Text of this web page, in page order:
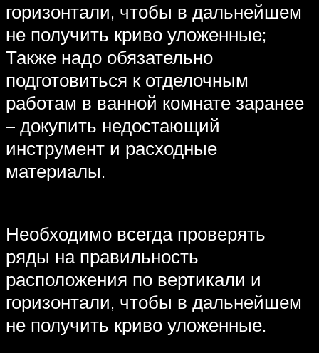
горизонтали, чтобы в дальнейшем
не получить криво уложенные;
Также надо обязательно
подготовиться к отделочным
работам в ванной комнате заранее
– докупить недостающий
инструмент и расходные
материалы.
Необходимо всегда проверять
ряды на правильность
расположения по вертикали и
горизонтали, чтобы в дальнейшем
не получить криво уложенные.